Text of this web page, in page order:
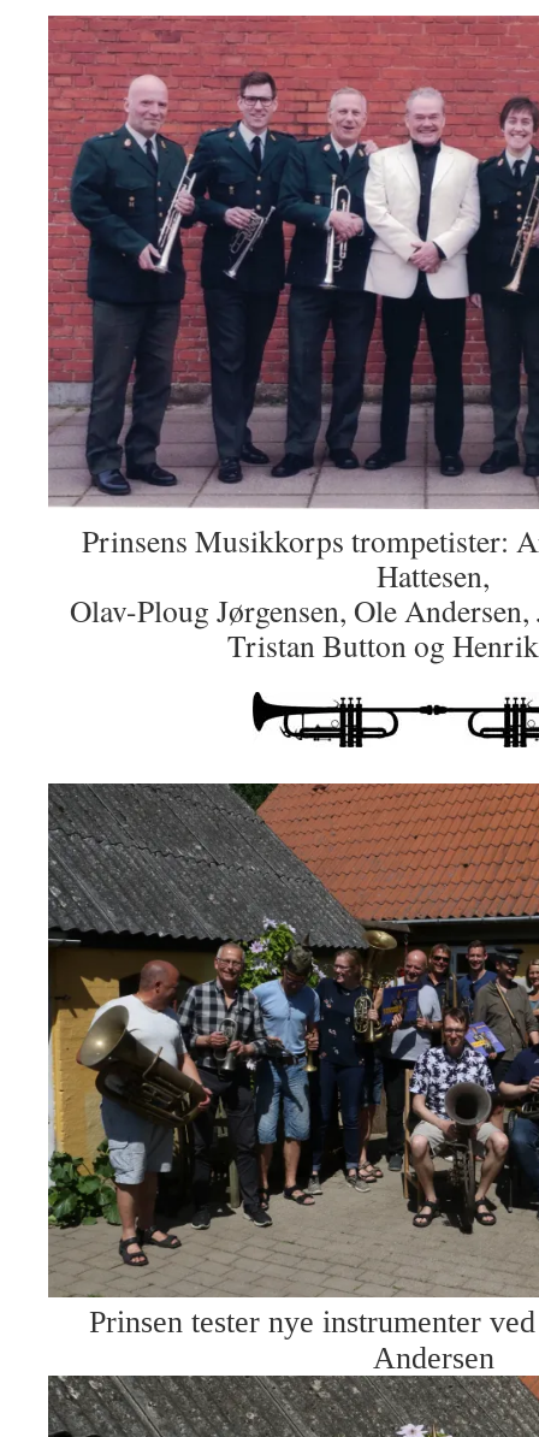
Prinsens Musikkorps trompetister:
Hattesen,
Olav-Ploug Jørgensen, Ole
Tristan Button og
Prinsen tester nye instrumenter
Andersen